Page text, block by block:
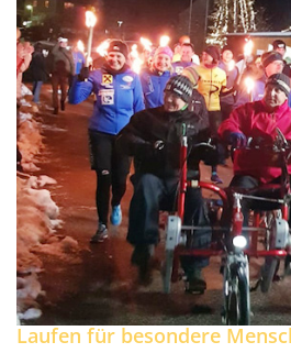
Laufen für besondere